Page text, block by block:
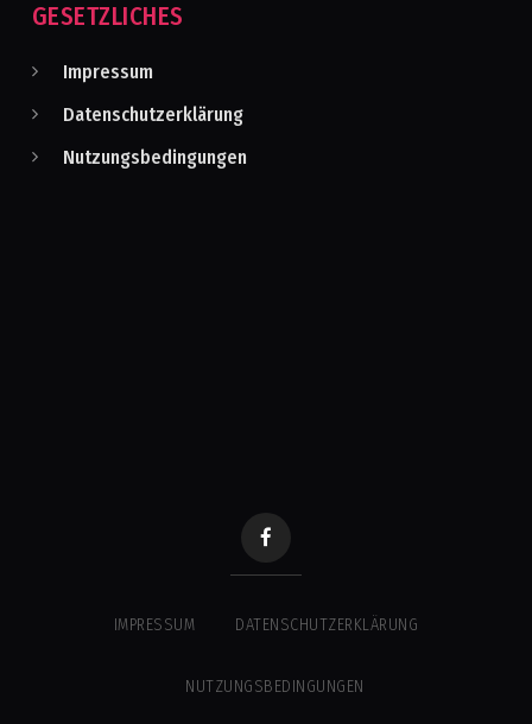
GESETZLICHES
Impressum
Datenschutzerklärung
Nutzungsbedingungen
IMPRESSUM DATENSCHUTZERKLÄRUNG
NUTZUNGSBEDINGUNGEN